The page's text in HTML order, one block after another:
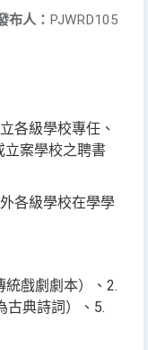
布人： PJWRD105
各級學校專任、
立案學校之聘書
各級學校在學學
統戲劇劇本）、 2.
古典詩詞）、 5.